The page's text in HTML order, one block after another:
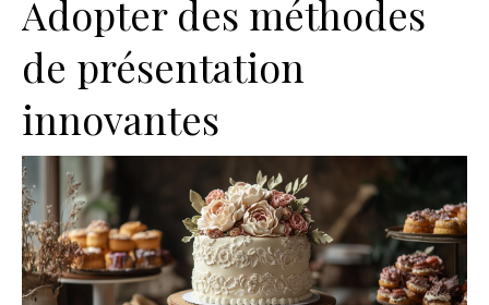
Adopter des méthodes
de présentation
innovantes